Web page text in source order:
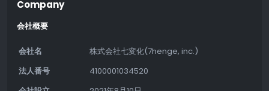
Company
会社概要
会社名
株式会社七変化(7henge, inc.)
法人番号
4100001034520